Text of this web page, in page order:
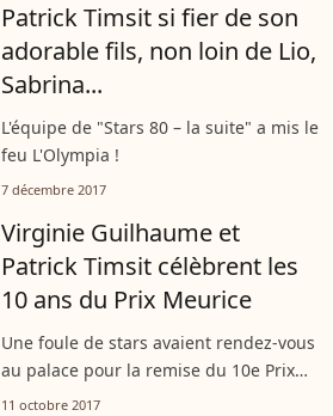
Patrick Timsit si fier de son
adorable fils, non loin de Lio,
Sabrina...
L'équipe de "Stars 80 – la suite" a mis le
feu L'Olympia !
7 décembre 2017
Virginie Guilhaume et
Patrick Timsit célèbrent les
10 ans du Prix Meurice
Une foule de stars avaient rendez-vous
au palace pour la remise du 10e Prix
Meurice...
11 octobre 2017